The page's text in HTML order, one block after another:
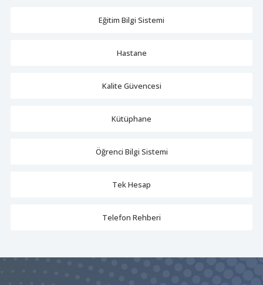
Eğitim Bilgi Sistemi
Hastane
Kalite Güvencesi
Kütüphane
Öğrenci Bilgi Sistemi
Tek Hesap
Telefon Rehberi